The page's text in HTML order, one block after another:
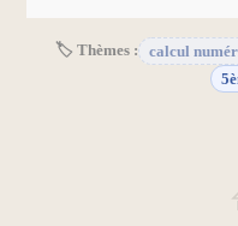
🏷 Thèmes : calcul